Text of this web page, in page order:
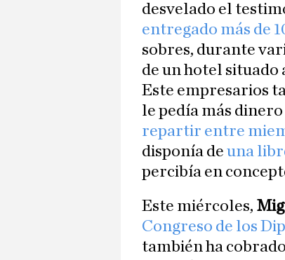
desvelado el
entregado más de
sobres, durante
de un hotel situado
Este empresarios
le pedía más dinero
repartir entre
disponía de una
percibía en
Este miércoles,
Congreso de los
también ha